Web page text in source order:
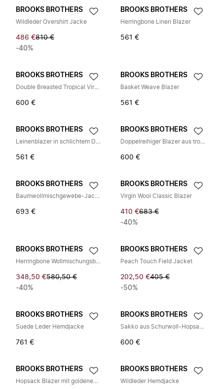
BROOKS BROTHERS
Wildleder Overshirt Jacke
486 €810 €
-40%
BROOKS BROTHERS
Herringbone Linen Blazer
561 €
BROOKS BROTHERS
Double Breasted Tropical Virgin Wool Blazer
600 €
BROOKS BROTHERS
Basket Weave Blazer
561 €
BROOKS BROTHERS
Leinenblazer in schlichtem Design
561 €
BROOKS BROTHERS
Doppelreihiger Blazer aus tropischer Schurwolle
600 €
BROOKS BROTHERS
Baumwollmischgewebe-Jacke
693 €
BROOKS BROTHERS
Virgin Wool Classic Blazer
410 €683 €
-40%
BROOKS BROTHERS
Herringbone Wollmischungsblazer
348,50 €580,50 €
-40%
BROOKS BROTHERS
Peach Touch Field Jacket
202,50 €405 €
-50%
BROOKS BROTHERS
Suede Leder Hemdjacke
761 €
BROOKS BROTHERS
Sakko aus Schurwoll-Hopsack, zweireihig
600 €
BROOKS BROTHERS
Hopsack Blazer mit goldenen Knöpfen
BROOKS BROTHERS
Wildleder Hemdjacke